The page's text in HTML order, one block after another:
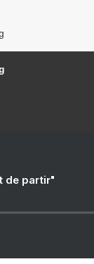
de partir"